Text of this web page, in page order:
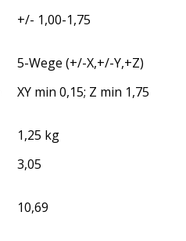
+/- 1,00-1,75
5-Wege (+/-X,+/-Y,+Z)
XY min 0,15; Z min 1,75
1,25 kg
3,05
10,69